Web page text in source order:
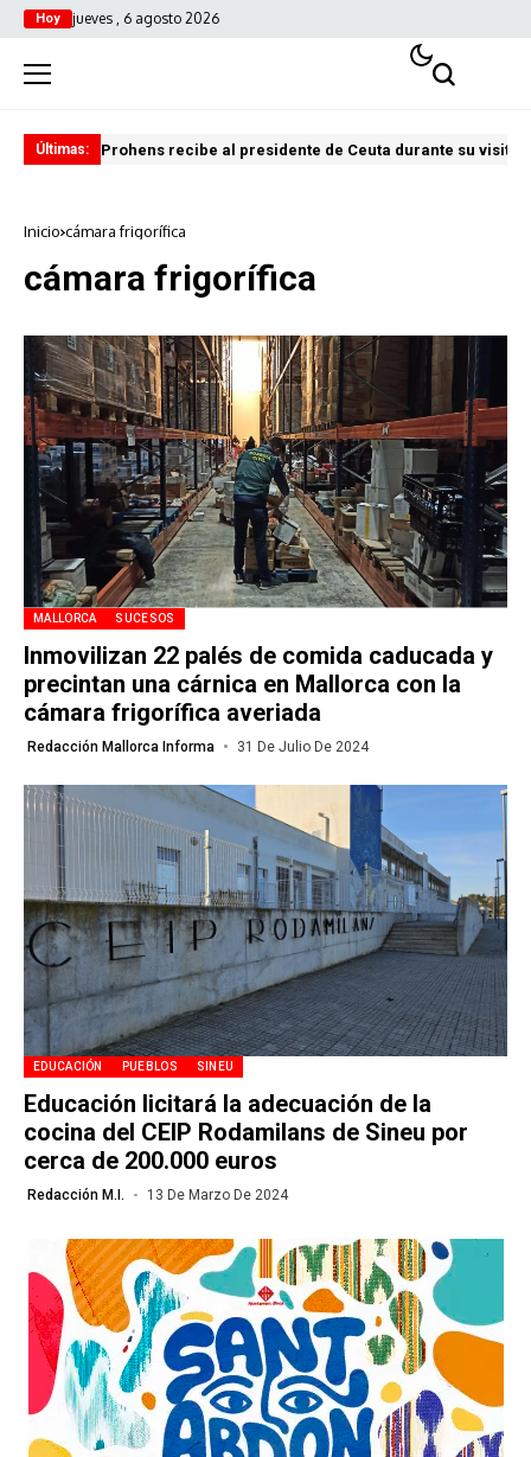
Hoy jueves , 6 agosto 2026
Últimas: Prohens recibe al presidente de Ceuta durante su visita
Inicio cámara frigorífica
cámara frigorífica
MALLORCA SUCESOS
Inmovilizan 22 palés de comida caducada y
precintan una cárnica en Mallorca con la
cámara frigorífica averiada
Redacción Mallorca Informa 31 De Julio De 2024
EDUCACIÓN PUEBLOS SINEU
Educación licitará la adecuación de la
cocina del CEIP Rodamilans de Sineu por
cerca de 200.000 euros
Redacción M.I. 13 De Marzo De 2024